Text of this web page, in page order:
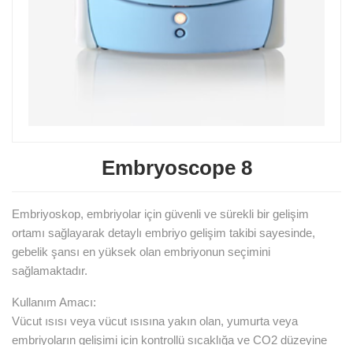
Embryoscope 8
Embriyoskop, embriyolar için güvenli ve sürekli bir gelişim
ortamı sağlayarak detaylı embriyo gelişim takibi sayesinde,
gebelik şansı en yüksek olan embriyonun seçimini
sağlamaktadır.
Kullanım Amacı:
Vücut ısısı veya vücut ısısına yakın olan, yumurta veya
embriyoların gelişimi için kontrollü sıcaklığa ve CO2 düzeyine